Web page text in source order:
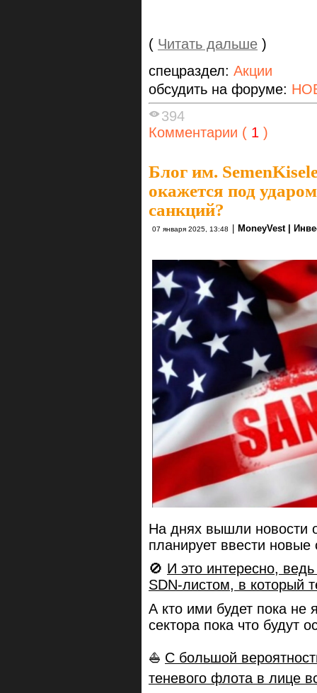
( Читать дальше )
спецраздел: Акции
обсудить на форуме:
394
Комментарии ( 1 )
Блог им.
окажется под
санкций?
07 января 2025, 13:48 MoneyVest |
На днях вышли новости
планирует ввести новые
🚫 И это интересно,
SDN-листом, в который
А кто ими будет пока не
сектора пока что будут
⛵️ С большой
теневого флота в лице